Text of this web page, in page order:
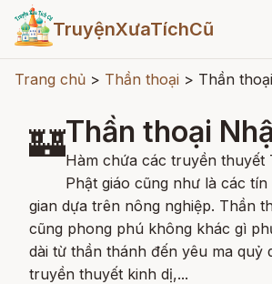
TruyệnXưaTíchCũ
Trang chủ > Thần thoại > Thần
🏰Thần thoại
Hàm chứa các truyền thuyết
Phật giáo cũng như là các
gian dựa trên nông nghiệp. Thần
cũng phong phú không khác gì
dài từ thần thánh đến yêu ma quỷ
truyền thuyết kinh dị,...